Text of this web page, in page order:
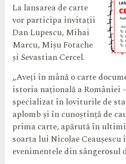
La lansarea de carte
vor participa invitații
Dan Lupescu, Mihai
Marcu, Mișu Fotache
și Sevastian Cercel.
„Aveți în mână o carte
istoria națională a României
specializat în loviturile de
aplomb și în cunoștință de
prima carte, apărută în
soarta lui Nicolae
evenimentele din sângerosul